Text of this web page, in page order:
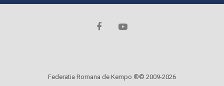
Federatia Romana de Kempo ®© 2009-2026